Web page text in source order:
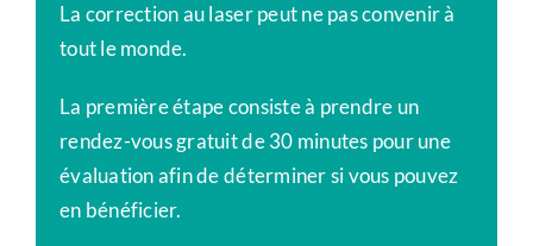
La correction au laser peut ne pas convenir à
tout le monde.
La première étape consiste à prendre un
rendez-vous gratuit de 30 minutes pour une
évaluation afin de déterminer si vous pouvez
en bénéficier.